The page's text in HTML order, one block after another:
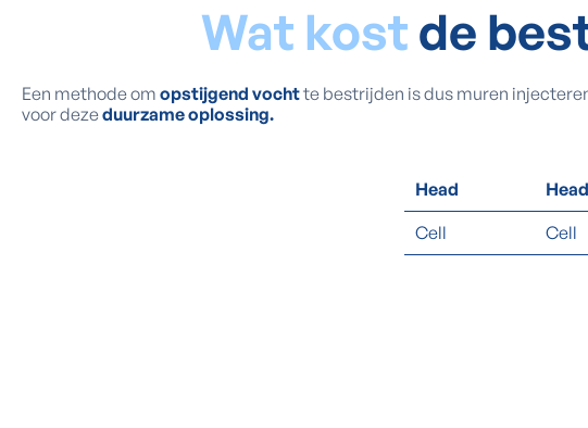
Wat kostde
Een methode om opstijgend vochtte bestrijden is dus muren
voor dezeduurzame oplossing.
Head Head
Cell
Cell